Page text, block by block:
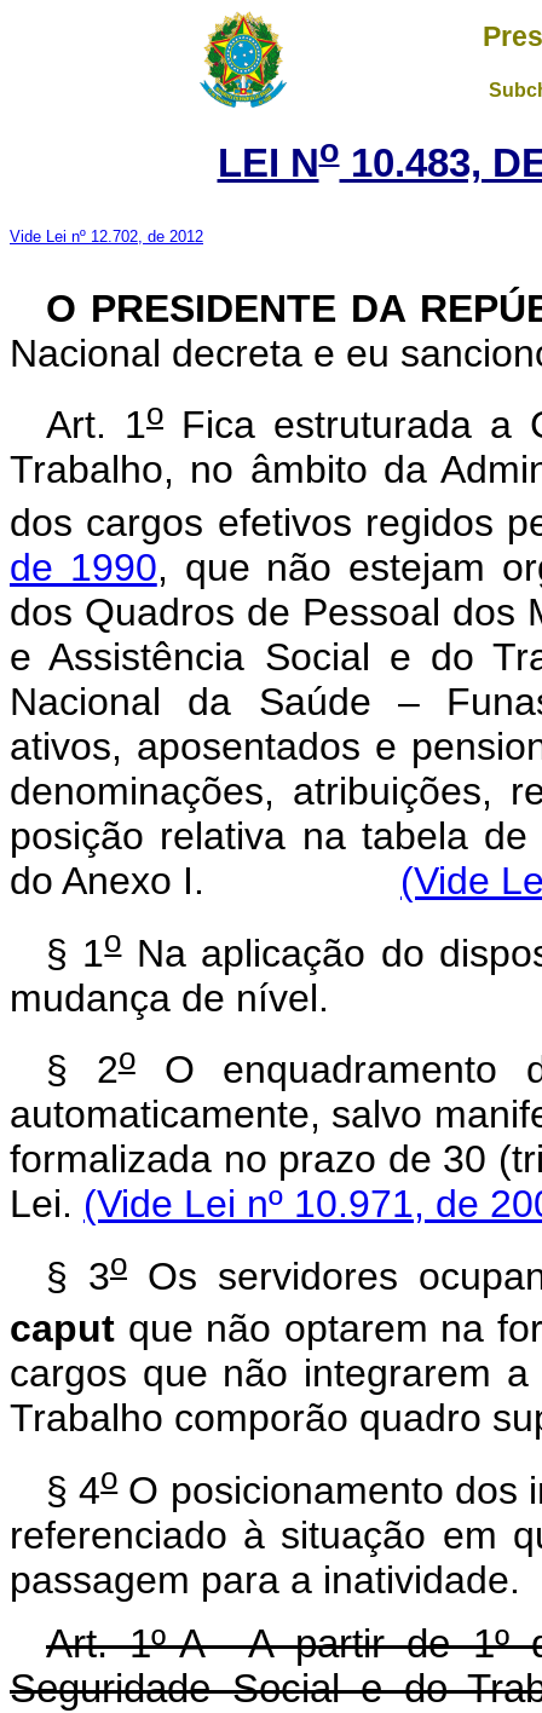
LEI No10.483,
Vide Lei nº 12.702, de 2012
O PRESIDENTE DA
Nacional decreta e eu
Art. 1o Fica estruturada a
Trabalho, no âmbito da
dos cargos efetivos regidos
de 1990, que não estejam
dos Quadros de Pessoal dos
e Assistência Social e do
Nacional da Saúde –
ativos, aposentados e
denominações, atribuições,
posição relativa na tabela
do Anexo I. (Vide
§ 1oNa aplicação do
mudança de nível.
§ 2oO enquadramento
automaticamente, salvo
formalizada no prazo de 30
Lei. (Vide Lei nº 10.971, de
§ 3o Os servidores
caput que não optarem na
cargos que não integrarem
Trabalho comporão quadro
§ 4oO posicionamento dos
referenciado à situação em
passagem para a inatividade.
Art. 1º-A A partir de 1º
Seguridade Social e do